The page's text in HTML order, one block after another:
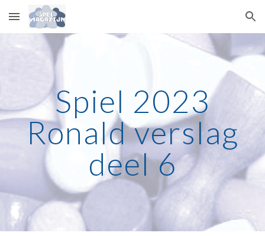
Skip to main content Skip to navigation
Spiel 2023
Ronald verslag
deel 6